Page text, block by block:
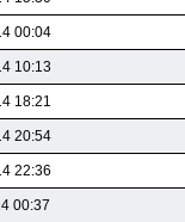
00:04
10:13
18:21
20:54
22:36
00:37